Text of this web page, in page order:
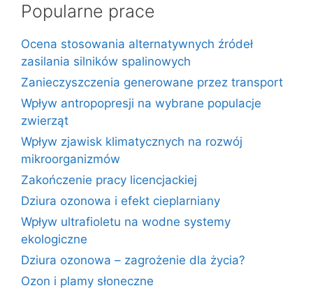
Popularne prace
Ocena stosowania alternatywnych źródeł
zasilania silników spalinowych
Zanieczyszczenia generowane przez transport
Wpływ antropopresji na wybrane populacje
zwierząt
Wpływ zjawisk klimatycznych na rozwój
mikroorganizmów
Zakończenie pracy licencjackiej
Dziura ozonowa i efekt cieplarniany
Wpływ ultrafioletu na wodne systemy
ekologiczne
Dziura ozonowa – zagrożenie dla życia?
Ozon i plamy słoneczne